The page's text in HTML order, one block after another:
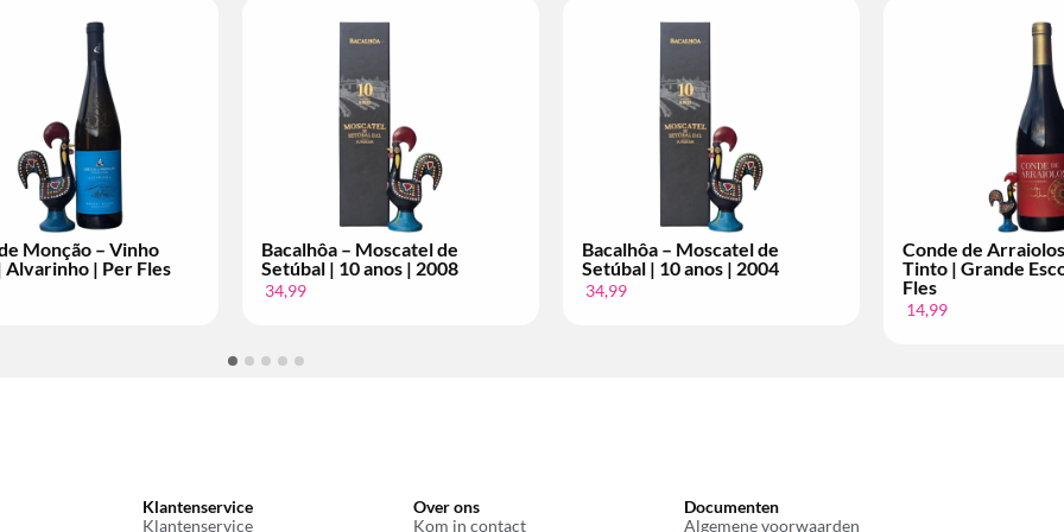
– Moscatel de
| 10 anos | 2004
Conde de Arraiolos – Vinho
Tinto | Grande Escolha | Per
Fles
Conde de Arraiolos – Vinho
Tinto | Superior | Per Fles
12,99
Licor 35 –
Cerâmica |
Klantenservice
Klantenservice
Over ons
Kom in contact
Documenten
Algemene voorwaarden